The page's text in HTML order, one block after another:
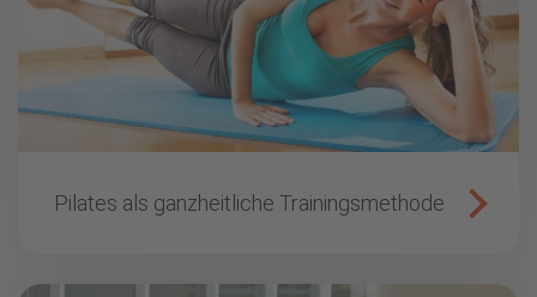
Pilates als ganzheitliche Trainingsmethode